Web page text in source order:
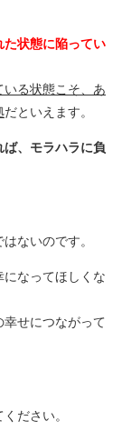
た状態に陥ってい
いる状態こそ、あ
だといえます。
、モラハラに負
ないのです。
なってほしくな
せにつながって
ださい。